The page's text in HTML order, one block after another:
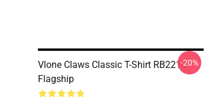
Vlone Claws Classic T-Shirt RB2210
Flagship
-20%